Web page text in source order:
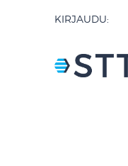
KIRJAUDU: